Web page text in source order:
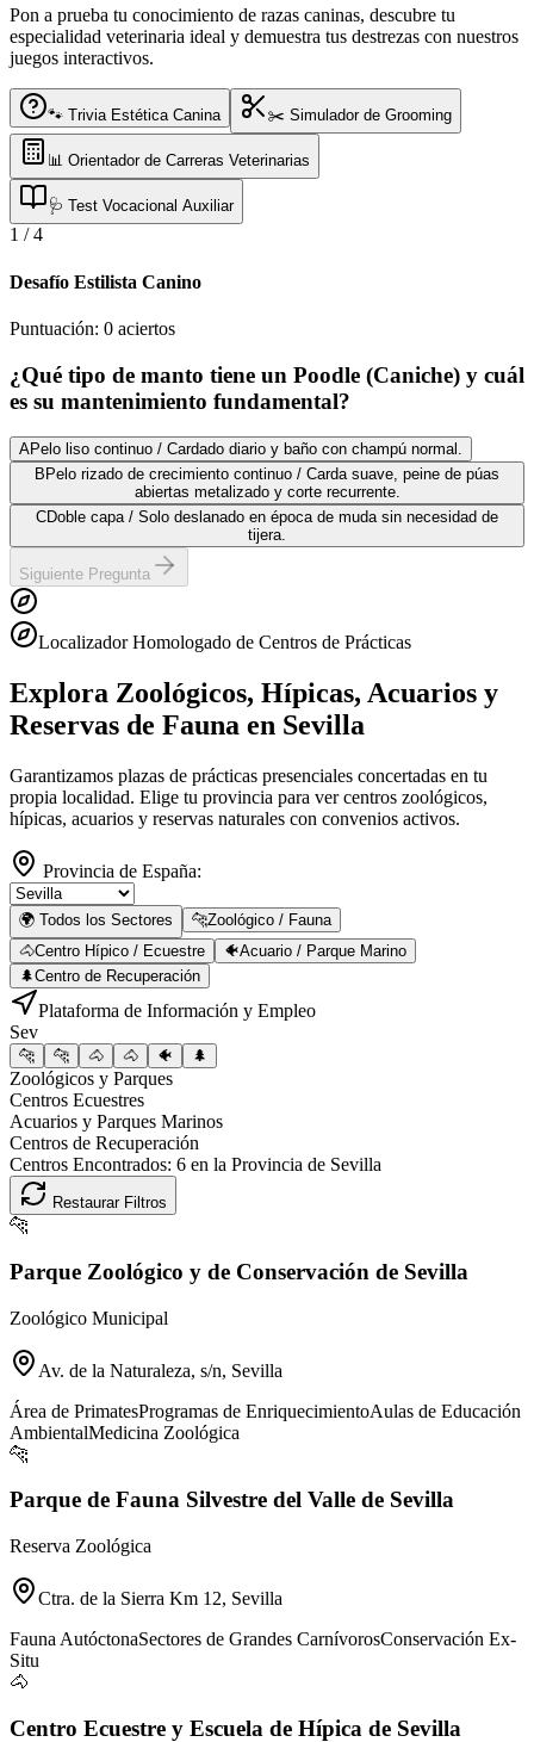
Pon a prueba tu conocimiento de razas caninas, descubre tu
especialidad veterinaria ideal y demuestra tus destrezas con nuestros
juegos interactivos.
🐾 Trivia Estética Canina ✂️ Simulador de Grooming
📊 Orientador de Carreras Veterinarias
🩺 Test Vocacional Auxiliar
1 /4
Desafío Estilista Canino
Puntuación: 0 aciertos
¿Qué tipo de manto tiene un Poodle (Caniche) y cuál
es su mantenimiento fundamental?
APelo liso continuo / Cardado diario y baño con champú normal.
B Pelo rizado de crecimiento continuo / Carda suave, peine de púas
abiertas metalizado y corte recurrente.
CDoble capa / Solo deslanado en época de muda sin necesidad de
tijera.
Siguiente Pregunta
Localizador Homologado de Centros de Prácticas
Explora Zoológicos, Hípicas, Acuarios y
Reservas de Fauna en Sevilla
Garantizamos plazas de prácticas presenciales concertadas en tu
propia localidad. Elige tu provincia para ver centros zoológicos,
hípicas, acuarios y reservas naturales con convenios activos.
Provincia de España:
🌍 Todos los Sectores 🐆Zoológico / Fauna
🐴Centro Hípico / Ecuestre 🐠Acuario / Parque Marino
🌲Centro de Recuperación
Plataforma de Información y Empleo
Sev
🐆 🐆 🐴 🐴 🐠 🌲
Zoológicos y Parques
Centros Ecuestres
Acuarios y Parques Marinos
Centros de Recuperación
Centros Encontrados: 6 en la Provincia de Sevilla
Restaurar Filtros
🐆
Parque Zoológico y de Conservación de Sevilla
Zoológico Municipal
Av. de la Naturaleza, s/n, Sevilla
Área de PrimatesProgramas de EnriquecimientoAulas de Educación
AmbientalMedicina Zoológica
🐆
Parque de Fauna Silvestre del Valle de Sevilla
Reserva Zoológica
Ctra. de la Sierra Km 12, Sevilla
Fauna AutóctonaSectores de Grandes CarnívorosConservación Ex-
Situ
🐴
Centro Ecuestre y Escuela de Hípica de Sevilla